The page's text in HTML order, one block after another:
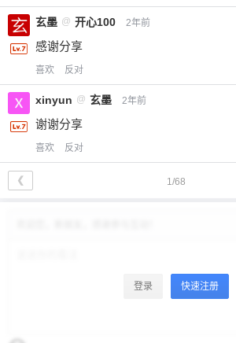
玄墨 @ 开心100 2年前
感谢分享
喜欢 反对
xinyun @ 玄墨 2年前
谢谢分享
喜欢 反对
1/68
❮
登录 快速注册